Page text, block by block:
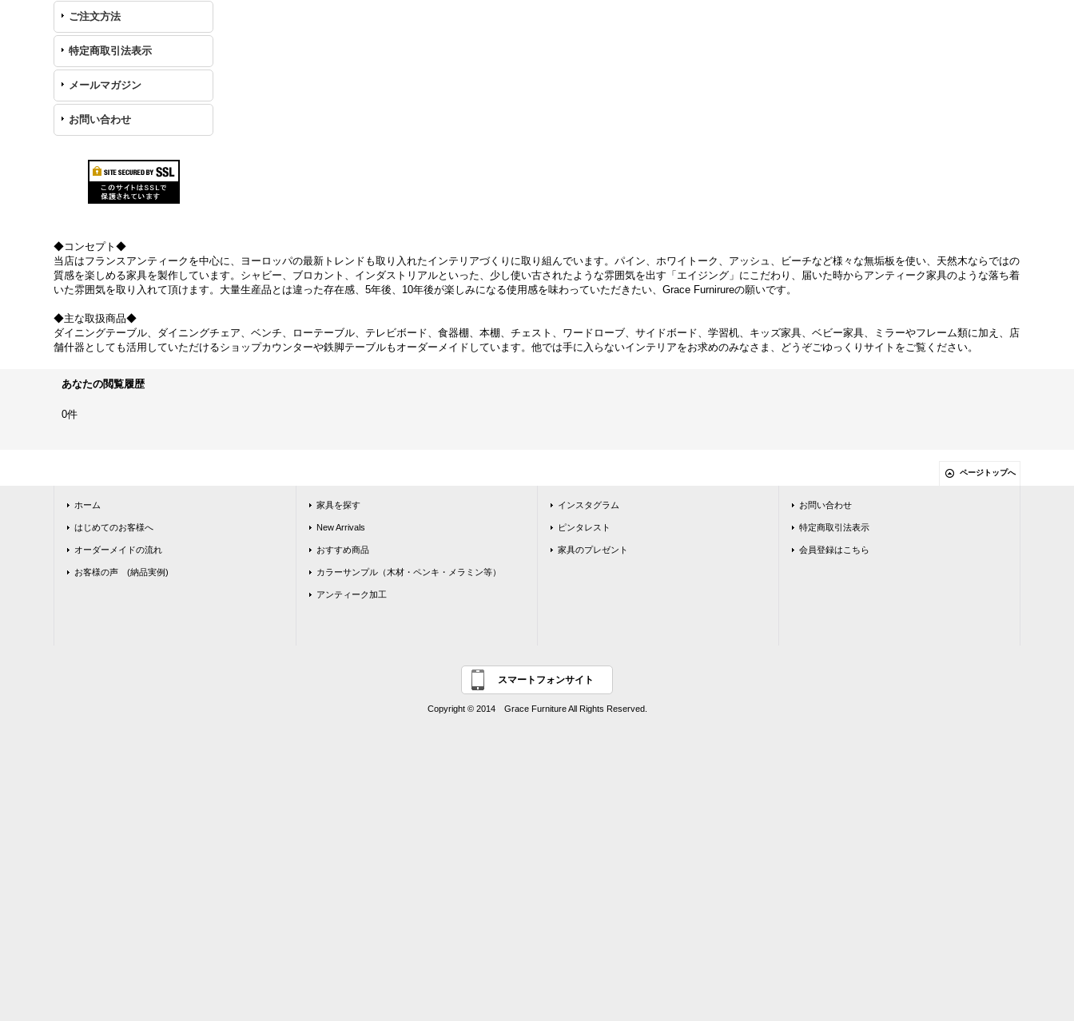
ご注文方法
特定商取引法表示
メールマガジン
お問い合わせ
◆コンセプト◆
当店はフランスアンティークを中心に、ヨーロッパの最新トレンドも取り入れたインテリアづくりに取り組んでいます。パイン、ホワイトーク、アッシュ、ビーチなど様々な無垢板を使い、天然木ならではの
質感を楽しめる家具を製作しています。シャビー、ブロカント、インダストリアルといった、少し使い古されたような雰囲気を出す「エイジング」にこだわり、届いた時からアンティーク家具のような落ち着
いた雰囲気を取り入れて頂けます。大量生産品とは違った存在感、5年後、10年後が楽しみになる使用感を味わっていただきたい、Grace Furnirureの願いです。
◆主な取扱商品◆
ダイニングテーブル、ダイニングチェア、ベンチ、ローテーブル、テレビボード、食器棚、本棚、チェスト、ワードローブ、サイドボード、学習机、キッズ家具、ベビー家具、ミラーやフレーム類に加え、店
舗什器としても活用していただけるショップカウンターや鉄脚テーブルもオーダーメイドしています。他では手に入らないインテリアをお求めのみなさま、どうぞごゆっくりサイトをご覧ください。
あなたの閲覧履歴
0件
ページトップへ
ホーム
はじめてのお客様へ
オーダーメイドの流れ
お客様の声 (納品実例)
家具を探す
New Arrivals
おすすめ商品
カラーサンプル（木材・ペンキ・メラミン等）
アンティーク加工
インスタグラム
ピンタレスト
家具のプレゼント
お問い合わせ
特定商取引法表示
会員登録はこちら
スマートフォンサイト
Copyright © 2014 Grace Furniture All Rights Reserved.